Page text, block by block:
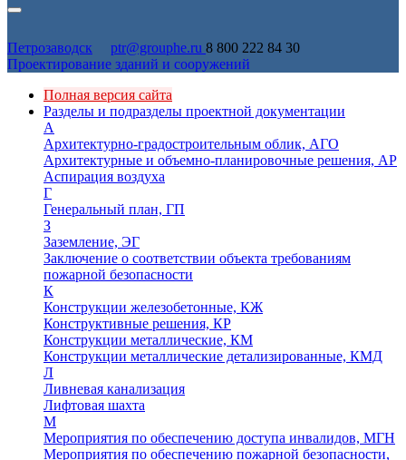
Петрозаводск ptr@grouphe.ru 8 800 222 84 30
Проектирование зданий и сооружений
Полная версия сайта
Разделы и подразделы проектной документации
А
Архитектурно-градостроительным облик, АГО
Архитектурные и объемно-планировочные решения, АР
Аспирация воздуха
Г
Генеральный план, ГП
З
Заземление, ЭГ
Заключение о соответствии объекта требованиям
пожарной безопасности
К
Конструкции железобетонные, КЖ
Конструктивные решения, КР
Конструкции металлические, КМ
Конструкции металлические детализированные, КМД
Л
Ливневая канализация
Лифтовая шахта
М
Мероприятия по обеспечению доступа инвалидов, МГН
Мероприятия по обеспечению пожарной безопасности,